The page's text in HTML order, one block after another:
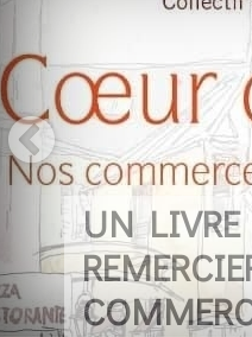
UN LIVRE